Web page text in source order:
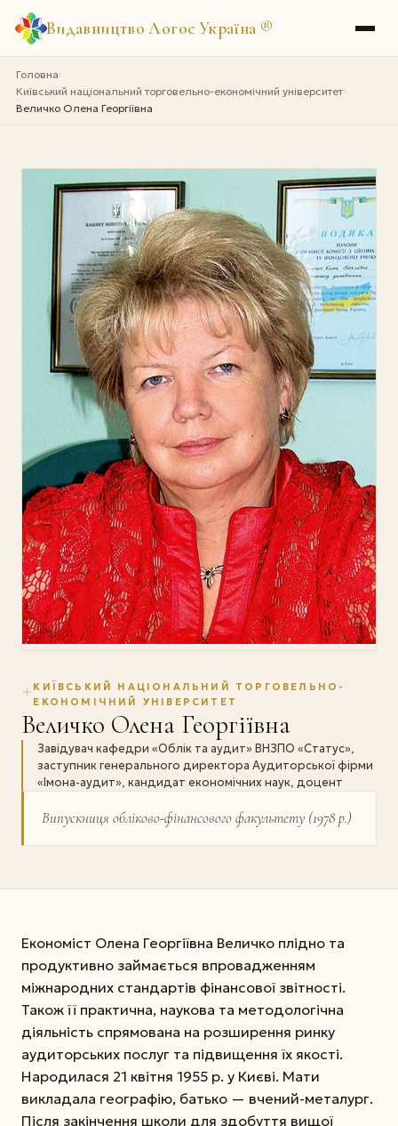
Видавництво Логос Україна ®
Головна›
Київський національний торговельно-економічний університет›
Величко Олена Георгіївна
КИЇВСЬКИЙ НАЦІОНАЛЬНИЙ ТОРГОВЕЛЬНО-
ЕКОНОМІЧНИЙ УНІВЕРСИТЕТ
Величко Олена Георгіївна
Завідувач кафедри «Облік та аудит» ВНЗПО «Статус»,
заступник генерального директора Аудиторської фірми
«Імона-аудит», кандидат економічних наук, доцент
Випускниця обліково-фінансового факультету (1978 р.)
Економіст Олена Георгіївна Величко плідно та
продуктивно займається впровадженням
міжнародних стандартів фінансової звітності.
Також її практична, наукова та методологічна
діяльність спрямована на розширення ринку
аудиторських послуг та підвищення їх якості.
Народилася 21 квітня 1955 р. у Києві. Мати
викладала географію, батько — вчений-металург.
Після закінчення школи для здобуття вищої